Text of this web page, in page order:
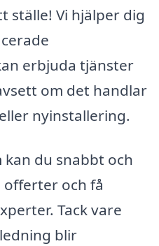
ställe! Vi hjälper dig
erbjuda tjänster
om det handlar
nyinstallering.
du snabbt och
och få
Tack vare
blir